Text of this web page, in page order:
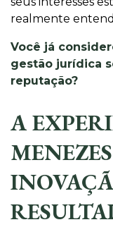
realmente
Você já
gestão jurídica
reputação?
A